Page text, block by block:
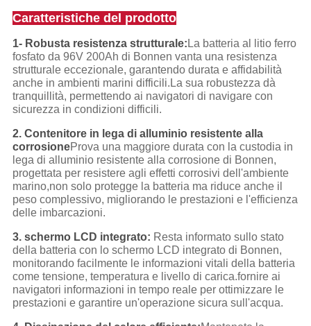
Caratteristiche del prodotto
1- Robusta resistenza strutturale:La batteria al litio ferro
fosfato da 96V 200Ah di Bonnen vanta una resistenza
strutturale eccezionale, garantendo durata e affidabilità
anche in ambienti marini difficili.La sua robustezza dà
tranquillità, permettendo ai navigatori di navigare con
sicurezza in condizioni difficili.
2. Contenitore in lega di alluminio resistente alla
corrosioneProva una maggiore durata con la custodia in
lega di alluminio resistente alla corrosione di Bonnen,
progettata per resistere agli effetti corrosivi dell'ambiente
marino,non solo protegge la batteria ma riduce anche il
peso complessivo, migliorando le prestazioni e l'efficienza
delle imbarcazioni.
3. schermo LCD integrato: Resta informato sullo stato
della batteria con lo schermo LCD integrato di Bonnen,
monitorando facilmente le informazioni vitali della batteria
come tensione, temperatura e livello di carica.fornire ai
navigatori informazioni in tempo reale per ottimizzare le
prestazioni e garantire un'operazione sicura sull'acqua.